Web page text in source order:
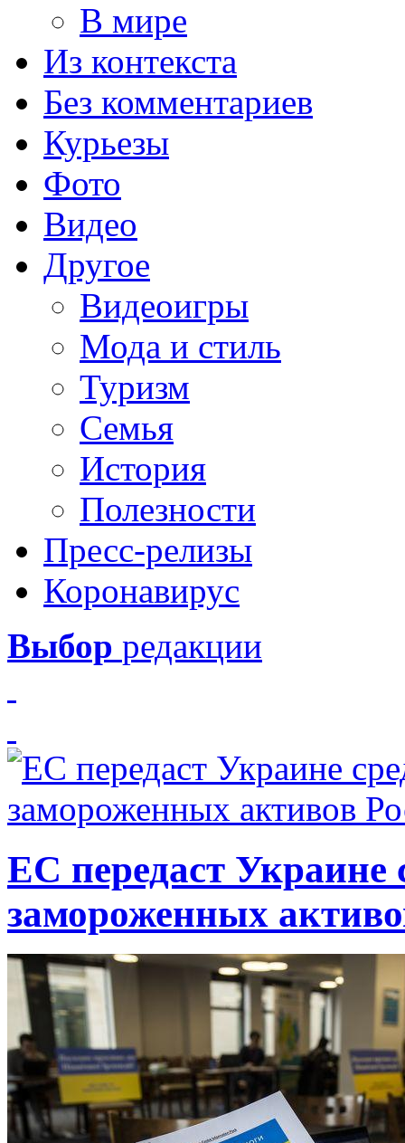
В мире
Из контекста
Без комментариев
Курьезы
Фото
Видео
Другое
Видеоигры
Мода и стиль
Туризм
Семья
История
Полезности
Пресс-релизы
Коронавирус
Выбор редакции
ЕС передаст Украине
замороженных